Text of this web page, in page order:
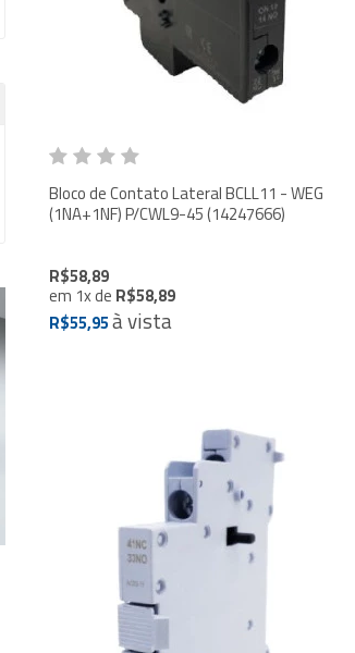
Bloco de Contato Lateral BCLL11 - WEG
(1NA+1NF) P/CWL9-45 (14247666)
R$58,89
em 1xde R$58,89
R$55,95à vista